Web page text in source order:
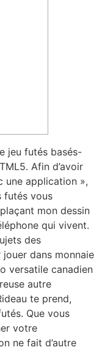
jeu futés basés-
Afin d’avoir
une application »,
futés vous
mon dessin
qui vivent.
des
dans monnaie
versatile canadien
autre
te prend,
Que vous
votre
ne fait d’autre